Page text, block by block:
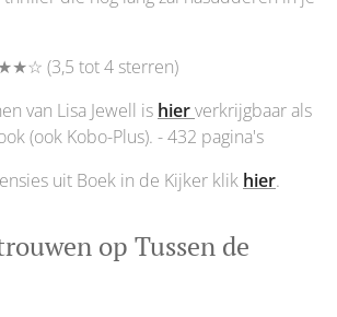
(3,5 tot 4 sterren)
van Lisa Jewell is hierverkrijgbaar als
(ook Kobo-Plus). - 432 pagina's
uit Boek in de Kijker klik hier.
op Tussen de